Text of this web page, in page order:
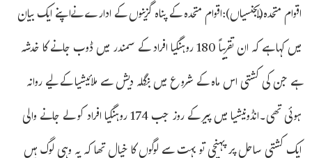
اقوام متحدہ(ایجنسیاں):اقوام متحدہ کے پناہ گزینوں کے ادارے نےاپنے ایک بیان
میں کہا ہے کہ ان تقریباً 180 روہنگیا افراد کے سمندر میں ڈوب جانے کا خدشہ
ہے جن کی کشتی اس ماہ کے شروع میں بنگلہ دیش سے ملائیشیا کے لیے روانہ
ہوئی تھی۔انڈونیشیا میں پیر کے روز جب 174 روہنگیا افراد کو لے جانے والی